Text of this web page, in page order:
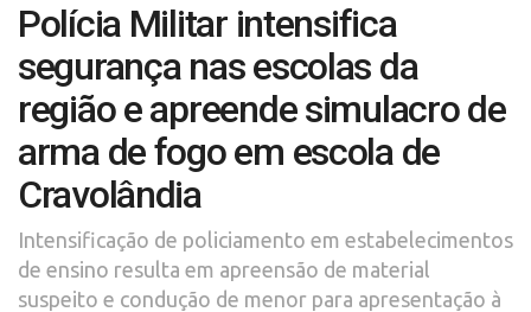
Polícia Militar intensifica
segurança nas escolas da
região e apreende simulacro de
arma de fogo em escola de
Cravolândia
Intensificação de policiamento em estabelecimentos
de ensino resulta em apreensão de material
suspeito e condução de menor para apresentação à